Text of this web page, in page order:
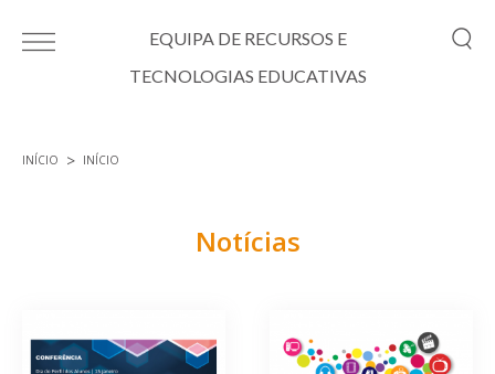
EQUIPA DE RECURSOS E
TECNOLOGIAS EDUCATIVAS
INÍCIO INÍCIO
Notícias
Páginas